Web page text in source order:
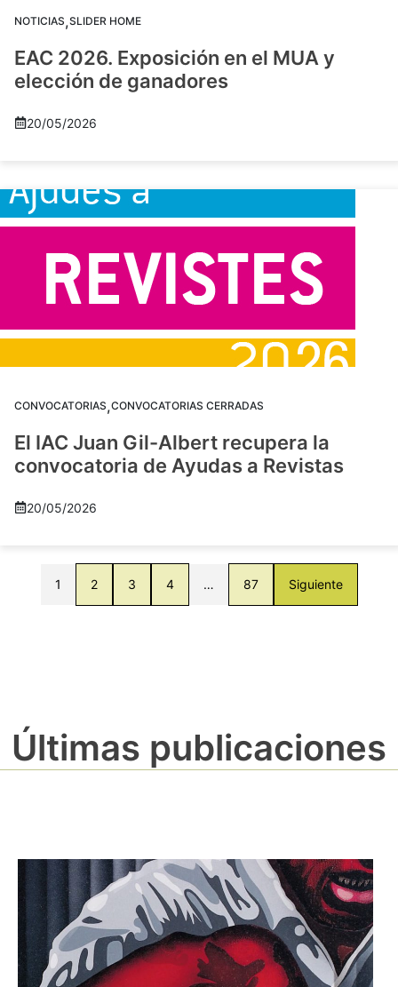
NOTICIAS,SLIDER HOME
EAC 2026. Exposición en el MUA y
elección de ganadores
20/05/2026
CONVOCATORIAS,CONVOCATORIAS CERRADAS
El IAC Juan Gil-Albert recupera la
convocatoria de Ayudas a Revistas
20/05/2026
1 2 3 4 … 87 Siguiente
Últimas publicaciones